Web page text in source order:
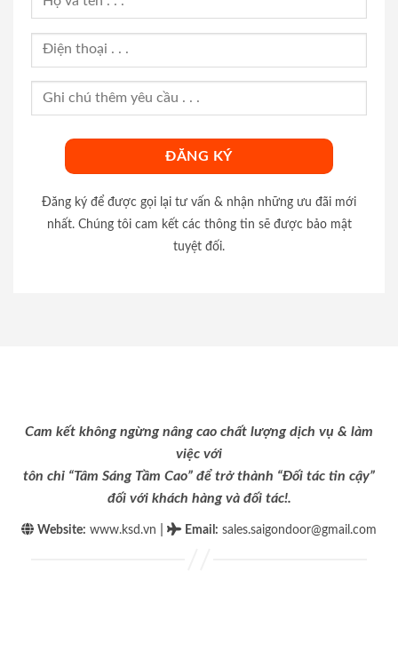
Đăng ký để được gọi lại tư vấn & nhận những ưu đãi mới
nhất. Chúng tôi cam kết các thông tin sẽ được bảo mật
tuyệt đối.
Cam kết không ngừng nâng cao chất lượng dịch vụ & làm
việc với
tôn chỉ “Tâm Sáng Tầm Cao” để trở thành “Đối tác tin cậy”
đối với khách hàng và đối tác!.
Website: www.ksd.vn Email : sales.saigondoor@gmail.com